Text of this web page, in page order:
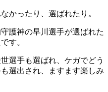
かったり、選ばれたり。
護神の早川選手が選ばれた
す。
選手も選ばれ、ケガでどう
選出され、ますます楽しみ